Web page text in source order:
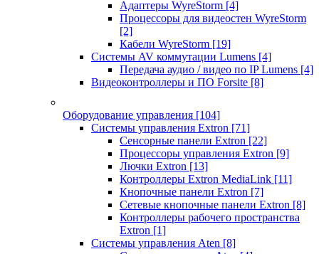
Адаптеры WyreStorm [4]
Процессоры для видеостен WyreStorm
[2]
Кабели WyreStorm [19]
Системы AV коммутации Lumens [4]
Передача аудио / видео по IP Lumens [4]
Видеоконтроллеры и ПО Forsite [8]
Оборудование управления [104]
Системы управления Extron [71]
Сенсорные панели Extron [22]
Процессоры управления Extron [9]
Лючки Extron [13]
Контроллеры Extron MediaLink [11]
Кнопочные панели Extron [7]
Сетевые кнопочные панели Extron [8]
Контроллеры рабочего пространства
Extron [1]
Системы управления Aten [8]